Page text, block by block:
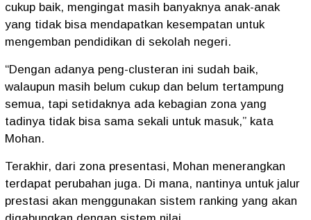
cukup baik, mengingat masih banyaknya anak-anak
yang tidak bisa mendapatkan kesempatan untuk
mengemban pendidikan di sekolah negeri.
“Dengan adanya peng-clusteran ini sudah baik,
walaupun masih belum cukup dan belum tertampung
semua, tapi setidaknya ada kebagian zona yang
tadinya tidak bisa sama sekali untuk masuk,” kata
Mohan.
Terakhir, dari zona presentasi, Mohan menerangkan
terdapat perubahan juga. Di mana, nantinya untuk jalur
prestasi akan menggunakan sistem ranking yang akan